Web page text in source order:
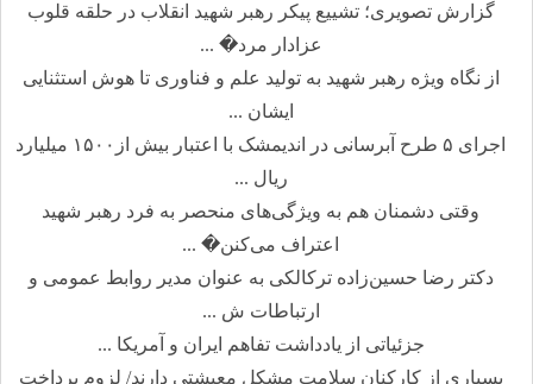
گزارش تصویری؛ تشییع پیکر رهبر شهید انقلاب در حلقه قلوب
عزادار مرد� ...
از نگاه ویژه رهبر شهید به تولید علم و فناوری تا هوش استثنایی
ایشان ...
اجرای ۵ طرح آبرسانی در اندیمشک با اعتبار بیش از۱۵۰۰ میلیارد
ریال ...
وقتی دشمنان هم به ویژگی‌های منحصر به فرد رهبر شهید
اعتراف می‌کنن� ...
دکتر رضا حسین‌زاده ترکالکی به عنوان مدیر روابط عمومی و
ارتباطات ش ...
جزئیاتی از یادداشت تفاهم ایران و آمریکا ...
بسیاری از کارکنان سلامت مشکل معیشتی دارند/ لزوم پرداخت